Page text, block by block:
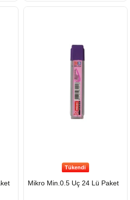
Tükendi
Mikro Min.0.5 Uç 24 Lü Paket